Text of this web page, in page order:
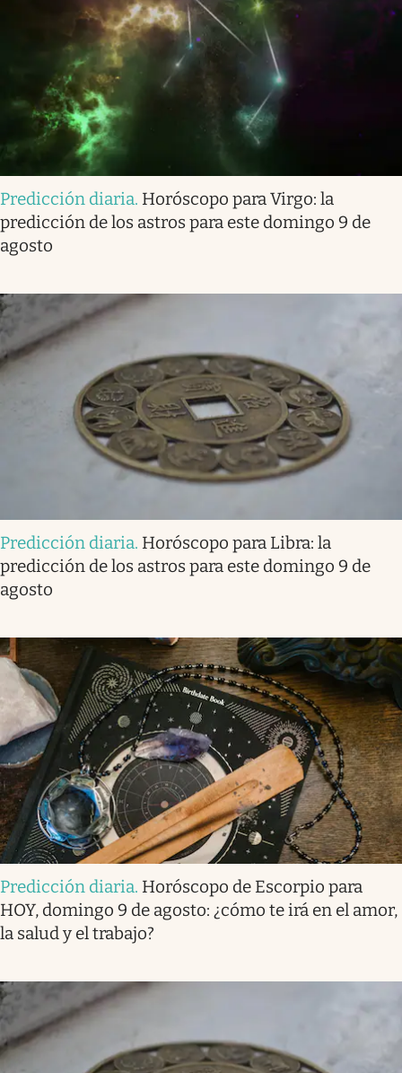
Predicción diaria. Horóscopo para Virgo: la
predicción de los astros para este domingo 9 de
agosto
Predicción diaria. Horóscopo para Libra: la
predicción de los astros para este domingo 9 de
agosto
Predicción diaria. Horóscopo de Escorpio para
HOY, domingo 9 de agosto: ¿cómo te irá en el amor,
la salud y el trabajo?